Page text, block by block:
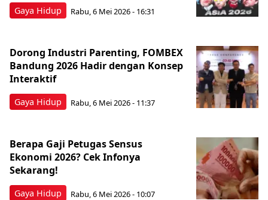
Gaya Hidup Rabu, 6 Mei 2026 - 16:31
Gaya Hidup
Dorong Industri Parenting, FOMBEX
Bandung 2026 Hadir dengan Konsep
Interaktif
Rabu, 6 Mei 2026 - 11:37
Gaya Hidup
Berapa Gaji Petugas Sensus
Ekonomi 2026? Cek Infonya
Sekarang!
Rabu, 6 Mei 2026 - 10:07